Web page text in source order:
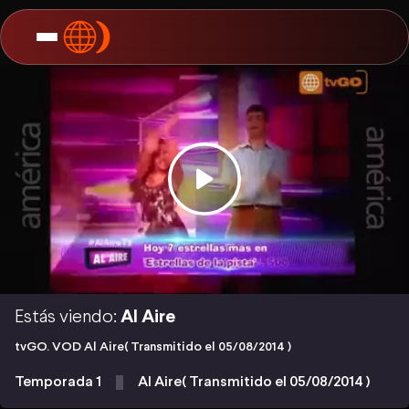
Estás viendo: Al Aire
tvGO. VOD Al Aire( Transmitido el 05/08/2014 )
Temporada 1 Al Aire( Transmitido el 05/08/2014 )